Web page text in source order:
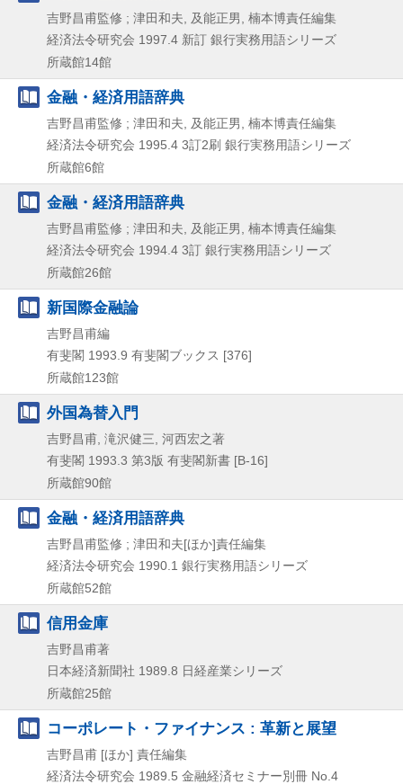
吉野昌甫監修 ; 津田和夫, 及能正男, 楠本博責任編集
経済法令研究会 1997.4 新訂 銀行実務用語シリーズ
所蔵館14館
金融・経済用語辞典
吉野昌甫監修 ; 津田和夫, 及能正男, 楠本博責任編集
経済法令研究会 1995.4 3訂2刷 銀行実務用語シリーズ
所蔵館6館
金融・経済用語辞典
吉野昌甫監修 ; 津田和夫, 及能正男, 楠本博責任編集
経済法令研究会 1994.4 3訂 銀行実務用語シリーズ
所蔵館26館
新国際金融論
吉野昌甫編
有斐閣 1993.9 有斐閣ブックス [376]
所蔵館123館
外国為替入門
吉野昌甫, 滝沢健三, 河西宏之著
有斐閣 1993.3 第3版 有斐閣新書 [B-16]
所蔵館90館
金融・経済用語辞典
吉野昌甫監修 ; 津田和夫[ほか]責任編集
経済法令研究会 1990.1 銀行実務用語シリーズ
所蔵館52館
信用金庫
吉野昌甫著
日本経済新聞社 1989.8 日経産業シリーズ
所蔵館25館
コーポレート・ファイナンス : 革新と展望
吉野昌甫 [ほか] 責任編集
経済法令研究会 1989.5 金融経済セミナー別冊 No.4